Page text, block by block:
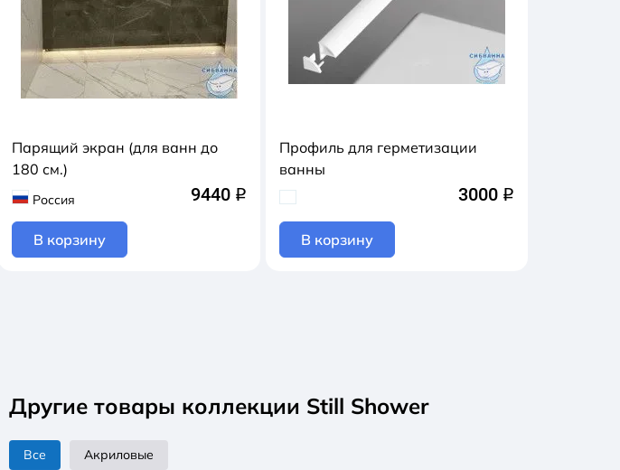
Парящий экран (для ванн до
180 см.)
Россия 9440 q
В корзину
Профиль для герметизации
ванны
3000 q
В корзину
Другие товары коллекции Still Shower
Все Акриловые